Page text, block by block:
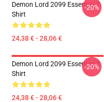
Demon Lord 2099 Essential T-
Shirt
24,38 € - 28,06 €
-20%
Demon Lord 2099 Essential T-
Shirt
24,38 € - 28,06 €
-20%